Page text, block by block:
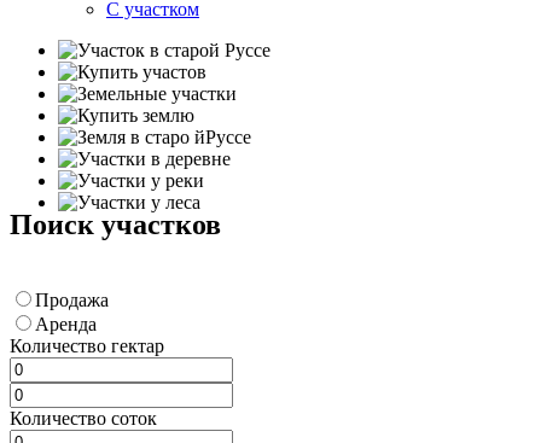
С участком
Поиск участков
Продажа
Аренда
Количество гектар
Количество соток